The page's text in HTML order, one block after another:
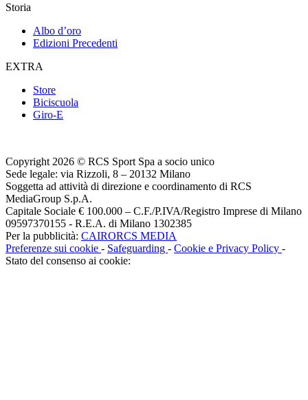
Storia
Albo d’oro
Edizioni Precedenti
EXTRA
Store
Biciscuola
Giro-E
Copyright 2026 © RCS Sport Spa a socio unico
Sede legale: via Rizzoli, 8 – 20132 Milano
Soggetta ad attività di direzione e coordinamento di RCS
MediaGroup S.p.A.
Capitale Sociale € 100.000 – C.F./P.IVA/Registro Imprese di Milano
09597370155 - R.E.A. di Milano 1302385
Per la pubblicità: CAIRORCS MEDIA
Preferenze sui cookie - Safeguarding - Cookie e Privacy Policy -
Stato del consenso ai cookie: